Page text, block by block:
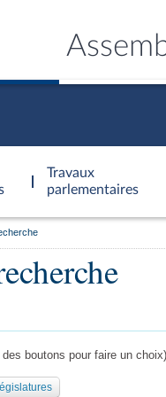
Travaux
parlementaires
boutons pour faire un choix)